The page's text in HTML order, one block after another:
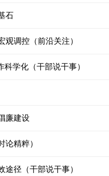
石
调控（前沿关注）
学化（干部说干事）
廉建设
论精粹）
径（干部说干事）